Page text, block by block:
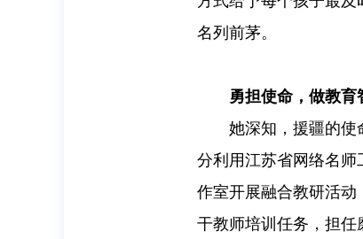
名列前茅。
勇担使命，做教育
她深知，援疆的使
分利用江苏省网络名
作室开展融合教研活
干教师培训任务，担任